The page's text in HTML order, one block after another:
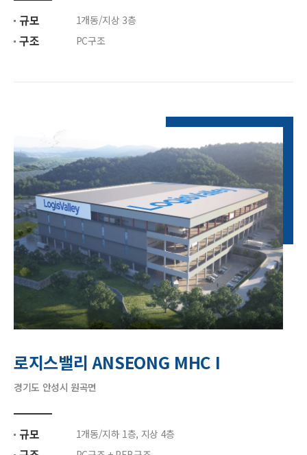
규모 1개동/지상 3층
구조 PC구조
로지스밸리 ANSEONG MHC I
경기도 안성시 원곡면
규모 1개동/지하 1층, 지상 4층